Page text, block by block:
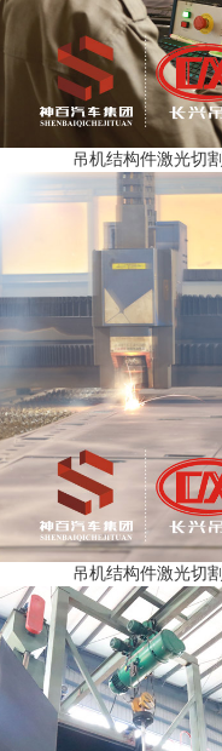
吊机结构件激光切割
吊机结构件激光切割